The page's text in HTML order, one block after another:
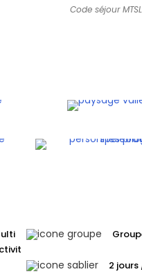
Code séjour
2 jours